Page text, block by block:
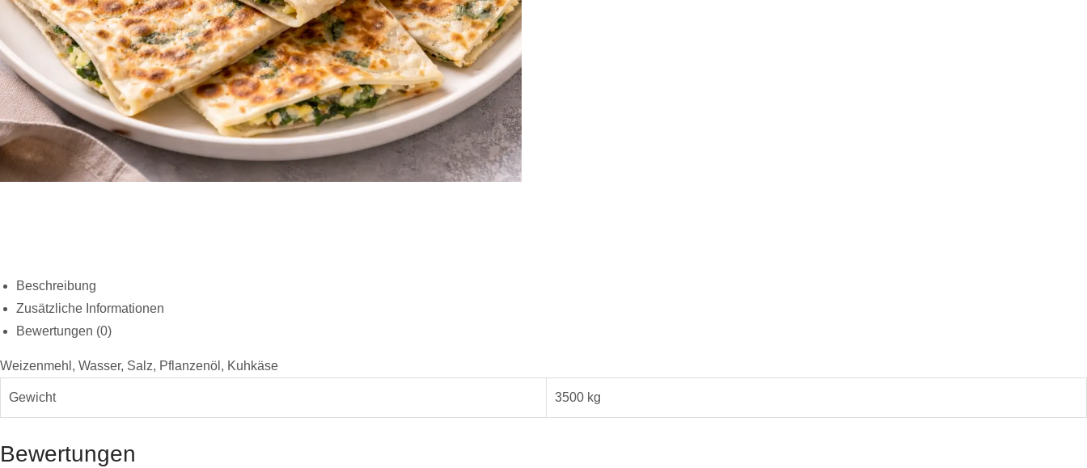
Beschreibung
Zusätzliche Informationen
Bewertungen (0)
Weizenmehl, Wasser, Salz, Pflanzenöl, Kuhkäse
Gewicht 3500 kg
Bewertungen